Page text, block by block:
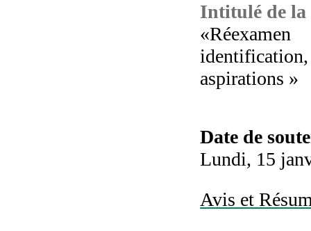
Intitulé de la
aspirations »
Date de
Lundi, 15
Avis et